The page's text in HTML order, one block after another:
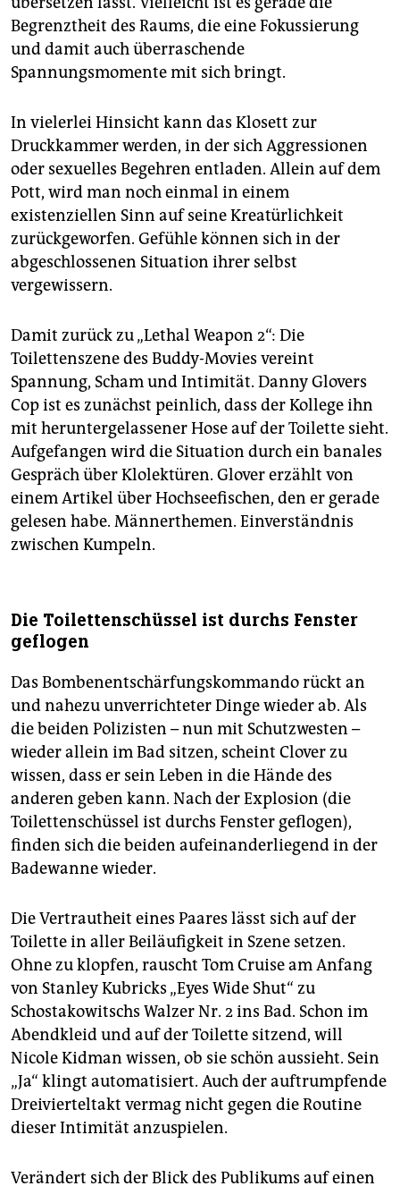
Begrenztheit des Raums, die eine Fokussierung
und damit auch überraschende
Spannungsmomente mit sich bringt.
In vielerlei Hinsicht kann das Klosett zur
Druckkammer werden, in der sich Aggressionen
oder sexuelles Begehren entladen. Allein auf dem
Pott, wird man noch einmal in einem
existenziellen Sinn auf seine Kreatürlichkeit
zurückgeworfen. Gefühle können sich in der
abgeschlossenen Situation ihrer selbst
vergewissern.
Damit zurück zu „Lethal Weapon 2“: Die
Toilettenszene des Buddy-Movies vereint
Spannung, Scham und Intimität. Danny Glovers
Cop ist es zunächst peinlich, dass der Kollege ihn
mit heruntergelassener Hose auf der Toilette sieht.
Aufgefangen wird die Situation durch ein banales
Gespräch über Klolektüren. Glover erzählt von
einem Artikel über Hochseefischen, den er gerade
gelesen habe. Männerthemen. Einverständnis
zwischen Kumpeln.
Die Toilettenschüssel ist durchs Fenster
geflogen
Das Bombenentschärfungskommando rückt an
und nahezu unverrichteter Dinge wieder ab. Als
die beiden Polizisten – nun mit Schutzwesten –
wieder allein im Bad sitzen, scheint Clover zu
wissen, dass er sein Leben in die Hände des
anderen geben kann. Nach der Explosion (die
Toilettenschüssel ist durchs Fenster geflogen),
finden sich die beiden aufeinanderliegend in der
Badewanne wieder.
Die Vertrautheit eines Paares lässt sich auf der
Toilette in aller Beiläufigkeit in Szene setzen.
Ohne zu klopfen, rauscht Tom Cruise am Anfang
von Stanley Kubricks „Eyes Wide Shut“ zu
Schostakowitschs Walzer Nr. 2 ins Bad. Schon im
Abendkleid und auf der Toilette sitzend, will
Nicole Kidman wissen, ob sie schön aussieht. Sein
„Ja“ klingt automatisiert. Auch der auftrumpfende
Dreivierteltakt vermag nicht gegen die Routine
dieser Intimität anzuspielen.
Verändert sich der Blick des Publikums auf einen